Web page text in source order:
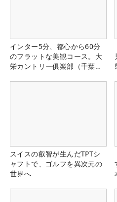
インター5分、都心から60分
のフラットな美観コース。大
栄カントリー俱楽部（千葉
スイスの叡智が生んだTPTシ
ャフトで、ゴルフを異次元の
世界へ